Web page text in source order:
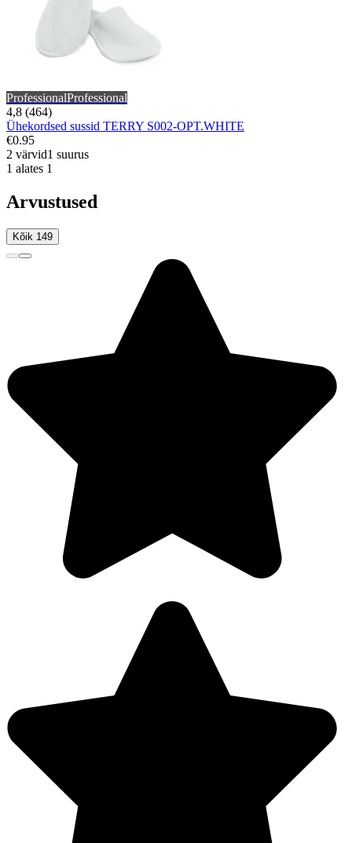
ProfessionalProfessional
4,8 (464)
Ühekordsed sussid TERRY S002-OPT.WHITE
€0.95
2 värvid1 suurus
1 alates 1
Arvustused
Kõik 149